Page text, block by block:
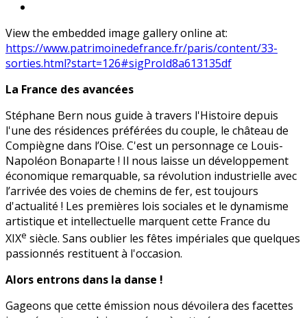
View the embedded image gallery online at:
https://www.patrimoinedefrance.fr/paris/content/33-
sorties.html?start=126#sigProId8a613135df
La France des avancées
Stéphane Bern nous guide à travers l'Histoire depuis
l'une des résidences préférées du couple, le château de
Compiègne dans l’Oise. C'est un personnage ce Louis-
Napoléon Bonaparte ! Il nous laisse un développement
économique remarquable, sa révolution industrielle avec
l’arrivée des voies de chemins de fer, est toujours
d'actualité ! Les premières lois sociales et le dynamisme
artistique et intellectuelle marquent cette France du
XIXe siècle. Sans oublier les fêtes impériales que quelques
passionnés restituent à l'occasion.
Alors entrons dans la danse !
Gageons que cette émission nous dévoilera des facettes